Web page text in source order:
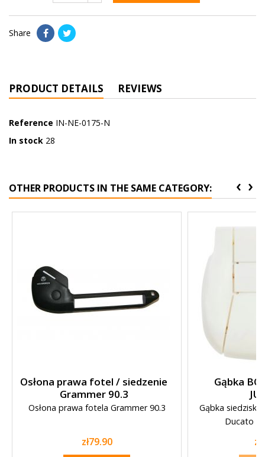
Share
PRODUCT DETAILS REVIEWS
Reference IN-NE-0175-N
In stock 28
OTHER PRODUCTS IN THE SAME CATEGORY: ‹ ›
Osłona prawa fotel / siedzenie
Grammer 90.3
Osłona prawa fotela Grammer 90.3
Price
zł79.90
Gąbka
Gąbka
Ducato /